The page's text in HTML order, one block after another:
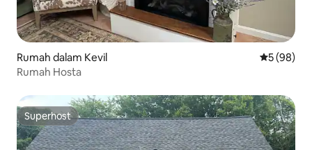
Rumah dalam Kevil Penarafan
5 (98)
Rumah Hosta
Superhost
Superhost